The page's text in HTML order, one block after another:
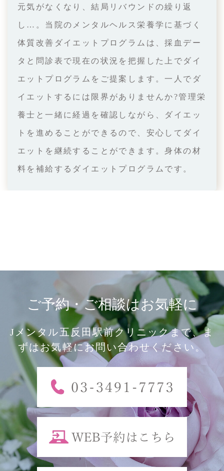
元気がなくなり、結局リバウンドの繰り返
し…。当院のメンタルヘルス栄養学に基づく
体質改善ダイエットプログラムは、採血デー
タと問診表で現在の状況を把握した上でダイ
エットプログラムをご提案します。一人でダ
イエットするには限界がありませんか?管理栄
養士と一緒に経過を確認しながら、ダイエッ
トを進めることができるので、安心してダイ
エットを継続することができます。身体の材
料を補給するダイエットプログラムです。
ご予約・ご相談はお気軽に
Jメンタル五反田駅前クリニックまで、ま
ずはお気軽にお問い合わせください。